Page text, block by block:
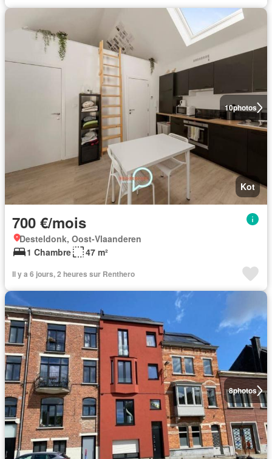
10photos
Kot
700 €/mois
Desteldonk, Oost-Vlaanderen
1 Chambre
47 m²
Il y a 6 jours, 2 heures sur Renthero
8photos